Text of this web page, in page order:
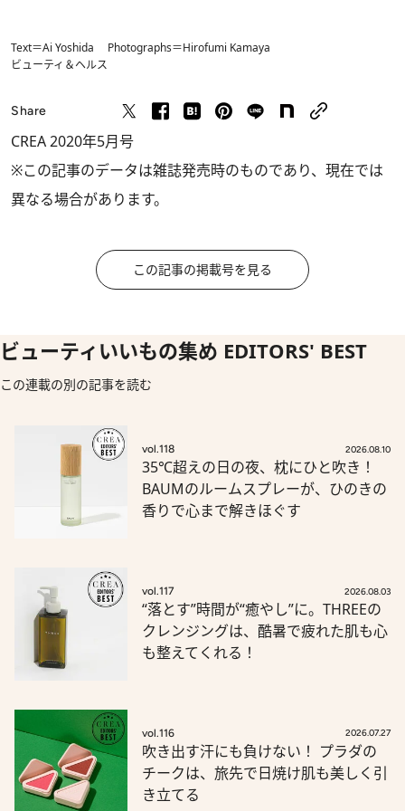
Text＝Ai Yoshida Photographs＝Hirofumi Kamaya
ビューティ＆ヘルス
Share
CREA 2020年5月号
※この記事のデータは雑誌発売時のものであり、現在では
異なる場合があります。
この記事の掲載号を見る
ビューティいいもの集め EDITORS' BEST
この連載の別の記事を読む
vol.118 2026.08.10
35℃超えの日の夜、枕にひと吹き！
BAUMのルームスプレーが、ひのきの
香りで心まで解きほぐす
vol.117 2026.08.03
“落とす”時間が“癒やし”に。THREEの
クレンジングは、酷暑で疲れた肌も心
も整えてくれる！
vol.116 2026.07.27
吹き出す汗にも負けない！ プラダの
チークは、旅先で日焼け肌も美しく引
き立てる